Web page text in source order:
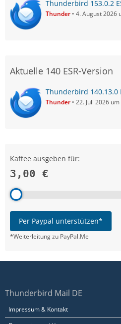
Thunderbird 153.0.2
Thunder 4. August 2026
Aktuelle 140 ESR-Version
Thunderbird 140.13.0
Thunder 22. Juli 2026
Kaffee ausgeben für:
3,00 €
Per Paypal unterstützen*
*Weiterleitung zu PayPal.Me
Thunderbird Mail DE
Impressum & Kontakt